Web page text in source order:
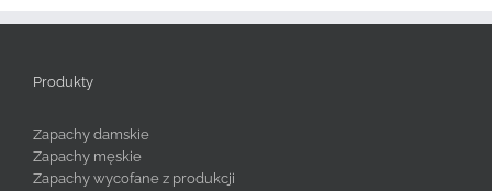
Produkty
Zapachy damskie
Zapachy męskie
Zapachy wycofane z produkcji